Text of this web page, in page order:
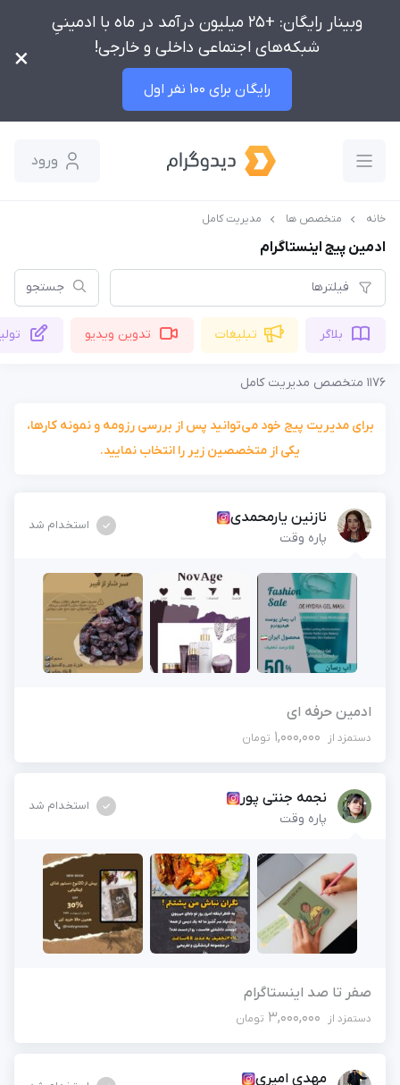
وبینار رایگان: +25 میلیون درآمد در ماه با ادمینیِ
شبکه‌های اجتماعی داخلی و خارجی!
رایگان برای 100 نفر اول
×
ورود
خانه متخصص ها مدیریت کامل
ادمین پیج اینستاگرام
فیلترها جستجو
بلاگر تبلیغات تدوین ویدیو
1176 متخصص مدیریت کامل
برای مدیریت پیج خود می‌توانید پس از بررسی رزومه و نمونه کارها،
یکی از متخصصین زیر را انتخاب نمایید.
نازنین یارمحمدی
پاره وقت
استخدام شد
ادمین حرفه ای
دستمزد از 1,000,000 تومان
نجمه جنتی پور
پاره وقت
استخدام شد
صفر تا صد اینستاگرام
دستمزد از 3,000,000 تومان
مهدی امیری